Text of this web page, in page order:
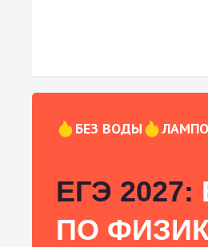
БЕЗ ВОДЫ
ЕГЭ 2027:
ПО